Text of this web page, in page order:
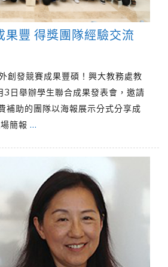
果豐 得獎團隊經驗交流
創發競賽成果豐碩！興大教務處教
3日舉辦學生聯合成果發表會，邀請
補助的團隊以海報展示分式分享成
簡報 …